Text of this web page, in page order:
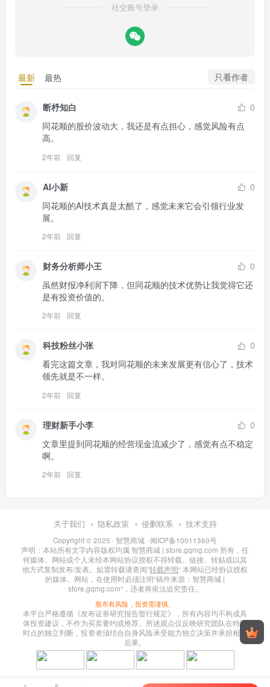
社交账号登录
最新 最热 只看作者
断杼知白
0
同花顺的股价波动大，我还是有点担心，感觉风险有点
高。
2年前 回复
AI小新
0
同花顺的AI技术真是太酷了，感觉未来它会引领行业发
展。
2年前 回复
财务分析师小王
0
虽然财报净利润下降，但同花顺的技术优势让我觉得它还
是有投资价值的。
2年前 回复
科技粉丝小张
0
看完这篇文章，我对同花顺的未来发展更有信心了，技术
领先就是不一样。
2年前 回复
理财新手小李
0
文章里提到同花顺的经营现金流减少了，感觉有点不稳定
啊。
2年前 回复
关于我们 隐私政策 侵删联系 技术支持
Copyright © 2025 · 智慧商城 · 闽ICP备10011360号
声明：本站所有文字内容版权均属 智慧商城 | store.gqmg.com 所有，任
何媒体、网站或个人未经本网站协议授权不得转载、链接、转贴或以其
他方式复制发布/发表。如需转载请查阅”转载声明“ 本网站已经协议授权
的媒体、网站，在使用时必须注明"稿件来源：智慧商城 |
store.gqmg.com"，违者将依法追究责任。
股市有风险，投资需谨慎。
本平台严格遵循《发布证券研究报告暂行规定》，所有内容均不构成具
体投资建议，不作为买卖要约或推荐。所述观点仅反映研究团队在特定
时点的独立判断，投资者须结合自身风险承受能力独立决策并承担相应
后果。